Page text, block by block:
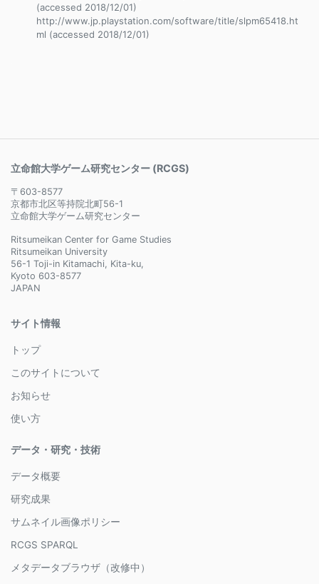
(accessed 2018/12/01)
http://www.jp.playstation.com/software/title/slpm65418.ht
ml (accessed 2018/12/01)
立命館大学ゲーム研究センター (RCGS)
〒603-8577
京都市北区等持院北町56-1
立命館大学ゲーム研究センター
Ritsumeikan Center for Game Studies
Ritsumeikan University
56-1 Toji-in Kitamachi, Kita-ku,
Kyoto 603-8577
JAPAN
サイト情報
トップ
このサイトについて
お知らせ
使い方
データ・研究・技術
データ概要
研究成果
サムネイル画像ポリシー
RCGS SPARQL
メタデータブラウザ（改修中）